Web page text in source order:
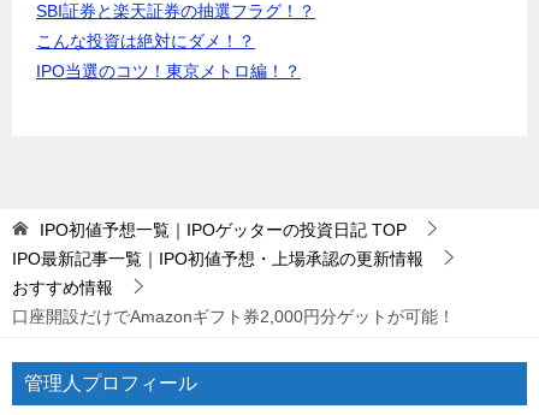
SBI証券と楽天証券の抽選フラグ！？
こんな投資は絶対にダメ！？
IPO当選のコツ！東京メトロ編！？
IPO初値予想一覧｜IPOゲッターの投資日記 TOP
IPO最新記事一覧｜IPO初値予想・上場承認の更新情報
おすすめ情報
口座開設だけでAmazonギフト券2,000円分ゲットが可能！
管理人プロフィール